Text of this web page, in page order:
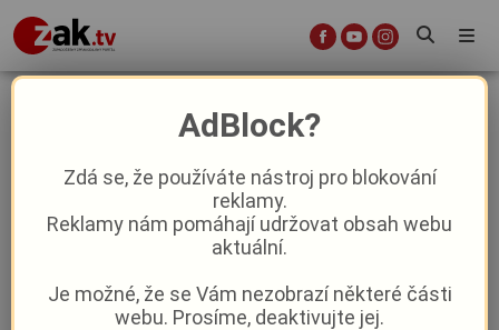
Kolomazná pec
Plzeň známá neznámá: Za Trojákem
Reklama
AdBlock?
Zdá se, že používáte nástroj pro blokování
reklamy.
Reklamy nám pomáhají udržovat obsah webu
aktuální.
Je možné, že se Vám nezobrazí některé části
webu. Prosíme, deaktivujte jej.